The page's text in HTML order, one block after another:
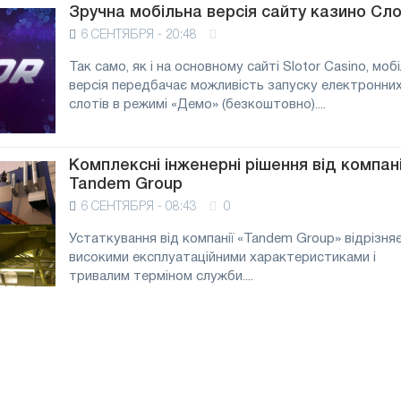
Зручна мобільна версія сайту казино
6 СЕНТЯБРЯ - 20:48
Так само, як і на основному сайті Slotor Casino,
версія передбачає можливість запуску
слотів в режимі «Демо» (безкоштовно)....
Комплексні інженерні рішення від
Tandem Group
6 СЕНТЯБРЯ - 08:43 0
Устаткування від компанії «Tandem Group»
високими експлуатаційними характеристиками і
тривалим терміном служби....